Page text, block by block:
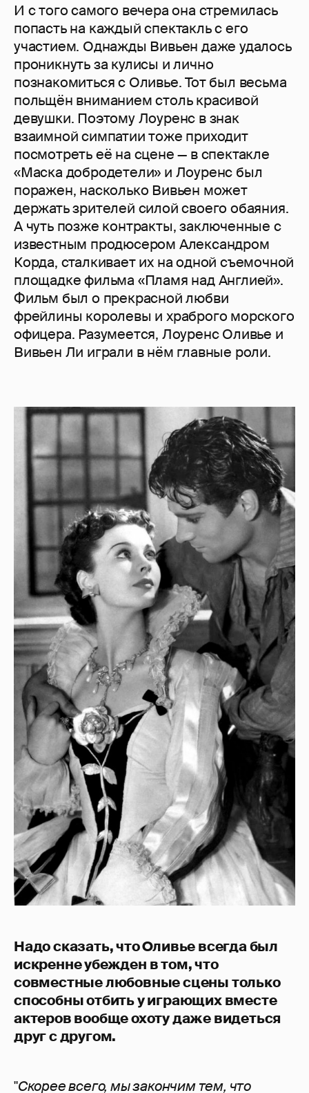
И с того самого вечера она стремилась
попасть на каждый спектакль с его
участием. Однажды Вивьен даже удалось
проникнуть за кулисы и лично
познакомиться с Оливье. Тот был весьма
польщён вниманием столь красивой
девушки. Поэтому Лоуренс в знак
взаимной симпатии тоже приходит
посмотреть её на сцене — в спектакле
«Маска добродетели» и Лоуренс был
поражен, насколько Вивьен может
держать зрителей силой своего обаяния.
А чуть позже контракты, заключенные с
известным продюсером Александром
Корда, сталкивает их на одной съемочной
площадке фильма «Пламя над Англией».
Фильм был о прекрасной любви
фрейлины королевы и храброго морского
офицера. Разумеется, Лоуренс Оливье и
Вивьен Ли играли в нём главные роли.
Надо сказать, что Оливье всегда был
искренне убежден в том, что
совместные любовные сцены только
способны отбить у играющих вместе
актеров вообще охоту даже видеться
друг с другом.
"Скорее всего, мы закончим тем, что